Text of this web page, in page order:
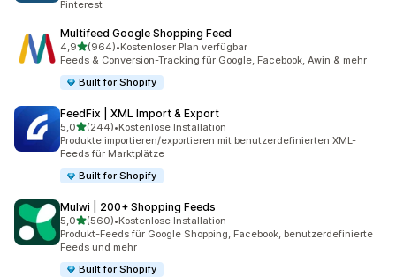
Pinterest
Multifeed Google Shopping Feed
4,9von 5 Sternen
(964)
964 Rezensionen insgesamt
•Kostenloser Plan verfügbar
Feeds & Conversion-Tracking für Google, Facebook, Awin & mehr
Built for Shopify
FeedFix | XML Import & Export
5,0von 5 Sternen
(244)
244 Rezensionen insgesamt
•Kostenlose Installation
Produkte importieren/exportieren mit benutzerdefinierten XML-
Feeds für Marktplätze
Built for Shopify
Mulwi | 200+ Shopping Feeds
5,0von 5 Sternen
(560)
560 Rezensionen insgesamt
•Kostenlose Installation
Produkt-Feeds für Google Shopping, Facebook, benutzerdefinierte
Feeds und mehr
Built for Shopify